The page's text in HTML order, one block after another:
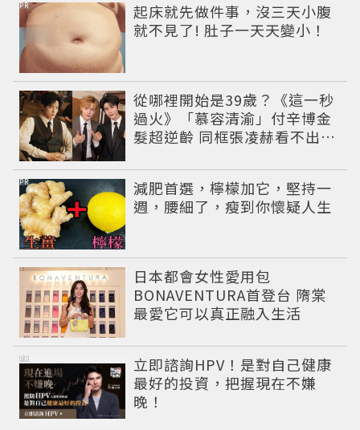
起床就先做件事，沒三天小腹
就不見了! 肚子一天天變小！
PR
從哪裡開始是39歲？《這一秒
過火》「慕容清渝」付辛博金
髮超逆齡 同框張凌赫看不出11
減肥首選，檸檬加它，堅持一
週，腰細了，瘦到你懷疑人生
PR
日本都會女性愛用包
BONAVENTURA首登台 隋棠
最愛它可以真正融入生活
立即諮詢HPV！是對自己健康
最好的投資，把握現在不嫌
晚！
PR